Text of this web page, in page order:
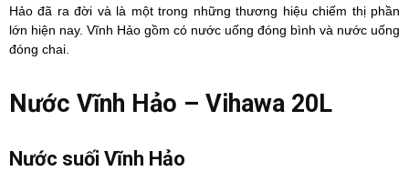
Hảo đã ra đời và là một trong những thương hiệu chiếm thị phần
lớn hiện nay. Vĩnh Hảo gồm có nước uống đóng bình và nước uống
đóng chai.
Nước Vĩnh Hảo – Vihawa 20L
Nước suối Vĩnh Hảo